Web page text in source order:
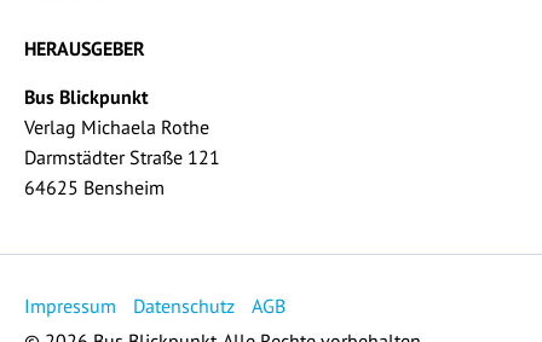
HERAUSGEBER
Bus Blickpunkt
Verlag Michaela Rothe
Darmstädter Straße 121
64625 Bensheim
Impressum Datenschutz
AGB